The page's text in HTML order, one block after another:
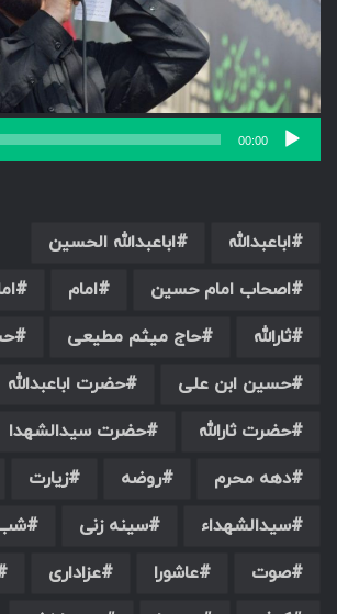
00:00
اباعبدالله
اباعبدالله الحسین
اصحاب امام حسین
امام
ثارالله
حاج میثم مطیعی
حسین ابن علی
حضرت اباعبدالله
حضرت ثارالله
حضرت سیدالشهدا
دهه محرم
روضه زیارت
سیدالشهداء
سینه زنی
صوت
عاشورا عزاداری